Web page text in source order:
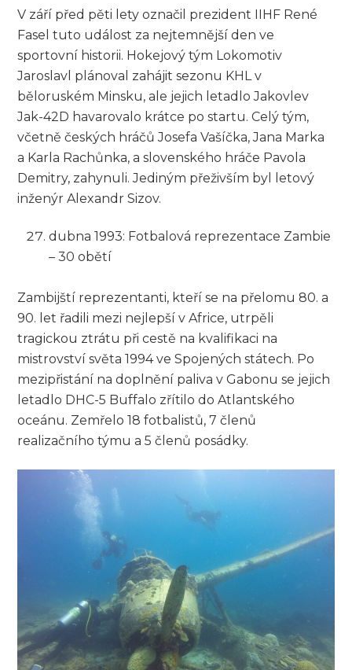
V září před pěti lety označil prezident IIHF René
Fasel tuto událost za nejtemnější den ve
sportovní historii. Hokejový tým Lokomotiv
Jaroslavl plánoval zahájit sezonu KHL v
běloruském Minsku, ale jejich letadlo Jakovlev
Jak-42D havarovalo krátce po startu. Celý tým,
včetně českých hráčů Josefa Vašíčka, Jana Marka
a Karla Rachůnka, a slovenského hráče Pavola
Demitry, zahynuli. Jediným přeživším byl letový
inženýr Alexandr Sizov.
dubna 1993: Fotbalová reprezentace Zambie
– 30 obětí
Zambijští reprezentanti, kteří se na přelomu 80. a
90. let řadili mezi nejlepší v Africe, utrpěli
tragickou ztrátu při cestě na kvalifikaci na
mistrovství světa 1994 ve Spojených státech. Po
mezipřistání na doplnění paliva v Gabonu se jejich
letadlo DHC-5 Buffalo zřítilo do Atlantského
oceánu. Zemřelo 18 fotbalistů, 7 členů
realizačního týmu a 5 členů posádky.